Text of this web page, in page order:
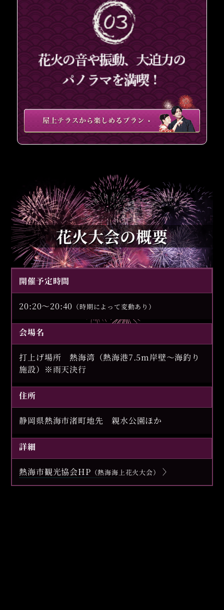
花火大会の概要
開催予定時間
20:20～20:40 （時期によって変動あり）
会場名
打上げ場所 熱海湾 （熱海港7.5m岸壁～海釣り
施設） ※雨天決行
住所
静岡県熱海市渚町地先 親水公園ほか
詳細
熱海市観光協会HP （熱海海上花火大会）